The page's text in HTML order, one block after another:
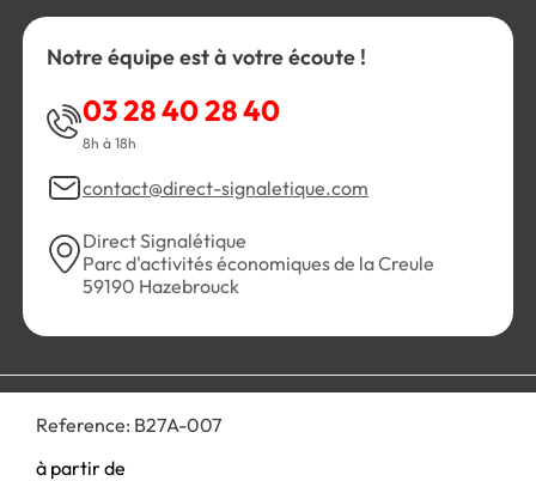
Reference: B27A-007
à partir de
Notre équipe est à votre écoute !
03 28 40 28 40
8h à 18h
contact@direct-signaletique.com
Direct Signalétique
Parc d'activités économiques de la Creule
59190 Hazebrouck
Conditions Générales de Vente
Politique de confidentialité
Personnaliser les cookies